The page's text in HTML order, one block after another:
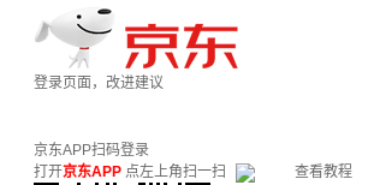
登录页面，改进建议
京东APP扫码登录
打开京东APP 点左上角扫一扫 查看教程